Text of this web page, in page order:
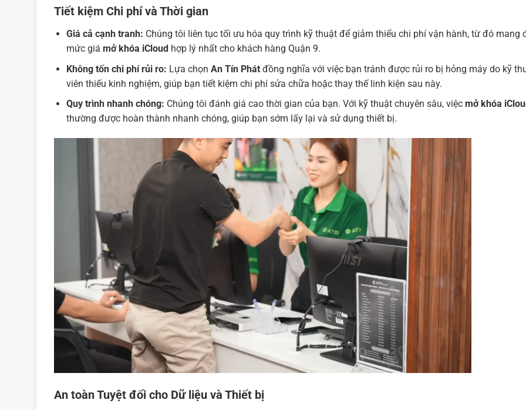
Tiết kiệm Chi phí và Thời gian
Giá cả cạnh tranh: Chúng tôi liên tục tối ưu hóa quy trình kỹ thuật để giảm thiểu chi phí vận hành, từ đó mang
mức giá mở khóa iCloud hợp lý nhất cho khách hàng Quận 9.
Không tốn chi phí rủi ro: Lựa chọn An Tín Phátđồng nghĩa với việc bạn tránh được rủi ro bị hỏng máy do kỹ
viên thiếu kinh nghiệm, giúp bạn tiết kiệm chi phí sửa chữa hoặc thay thế linh kiện sau này.
Quy trình nhanh chóng: Chúng tôi đánh giá cao thời gian của bạn. Với kỹ thuật chuyên sâu, việc mở khóa
thường được hoàn thành nhanh chóng, giúp bạn sớm lấy lại và sử dụng thiết bị.
An toàn Tuyệt đối cho Dữ liệu và Thiết bị